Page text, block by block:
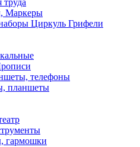
Маркеры
Циркуль Грифели
телефоны
планшеты
гармошки